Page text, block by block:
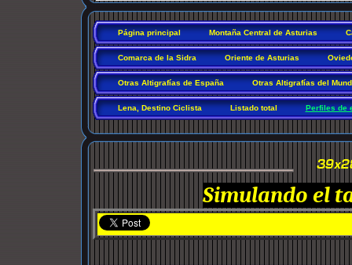
Página principal Montaña Central de Asturias
Comarca de la Sidra Oriente de Asturias
Otras Altigrafías de España Otras Altigrafías del
Lena, Destino Ciclista Listado total Perfiles de
Simulando el